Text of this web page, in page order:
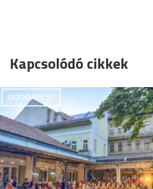
Kapcsolódó cikkek
GOODAPEST